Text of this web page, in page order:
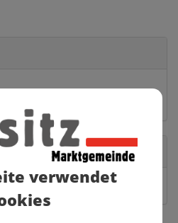
verwendet